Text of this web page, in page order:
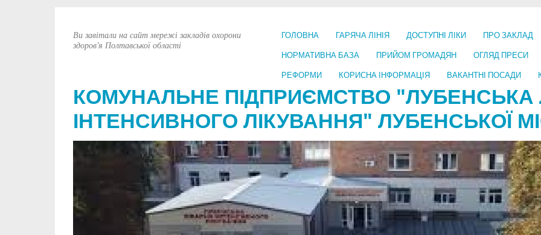
ГОЛОВНА ГАРЯЧА ЛІНІЯ ДОСТУПНІ ЛІКИ ПРО ЗАКЛАД
НОРМАТИВНА БАЗА ПРИЙОМ ГРОМАДЯН ОГЛЯД ПРЕСИ
РЕФОРМИ КОРИСНА ІНФОРМАЦІЯ ВАКАНТНІ ПОСАДИ
КОМУНАЛЬНЕ ПІДПРИЄМСТВО "ЛУБЕНСЬКА
ІНТЕНСИВНОГО ЛІКУВАННЯ" ЛУБЕНСЬКОЇ
Ви завітали на сайт мережі закладів охорони
здоров'я Полтавської області